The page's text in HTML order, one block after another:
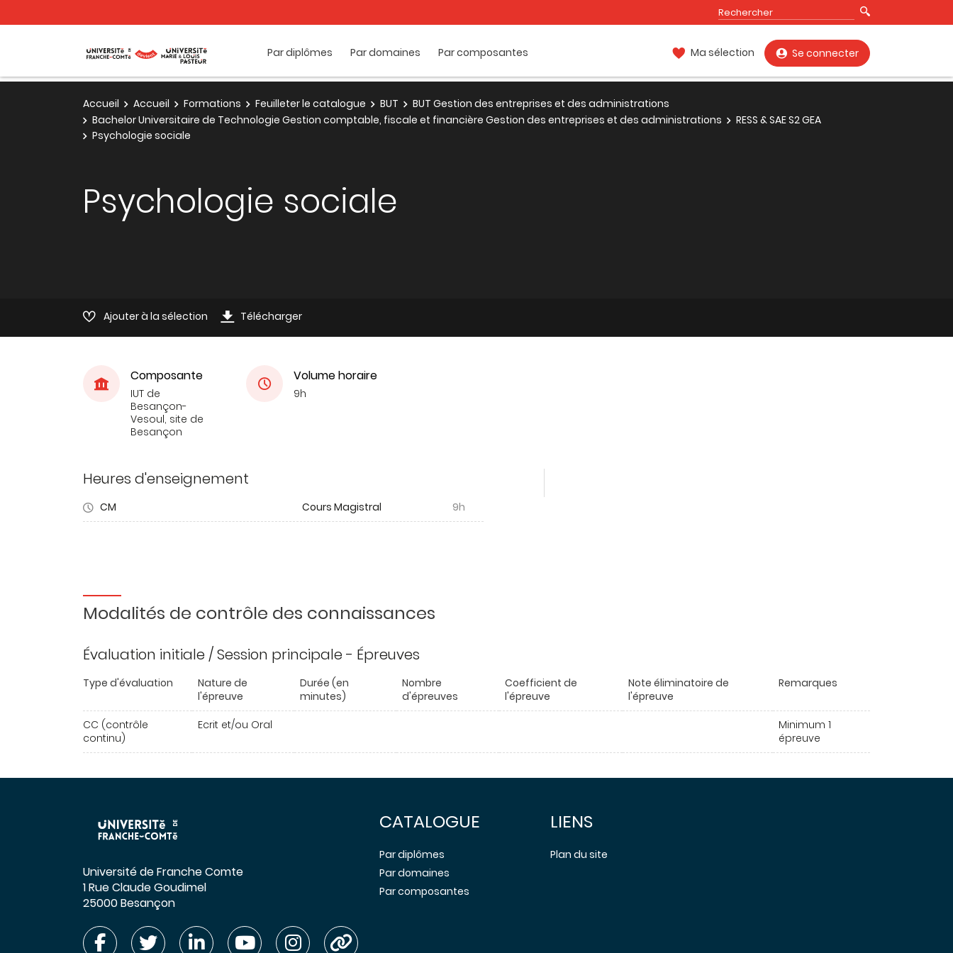
Par diplômes Par domaines Par composantes Ma sélection Se connecter
Accueil Accueil Formations Feuilleter le catalogue BUT
BUT Gestion des entreprises et des administrations
Bachelor Universitaire de Technologie Gestion comptable, fiscale et financière Gestion des entreprises et des administrations
RESS & SAE S2 GEA
Psychologie sociale
Psychologie sociale
Ajouter à la sélection Télécharger
Composante
IUT de
Besançon-
Vesoul, site de
Besançon
Volume horaire
9h
Heures d'enseignement
CM Cours Magistral 9h
Modalités de contrôle des connaissances
Évaluation initiale / Session principale - Épreuves
Type d'évaluation
Nature de
l'épreuve
Durée (en
minutes)
Nombre
d'épreuves
Coefficient de
l'épreuve
Note éliminatoire de
l'épreuve
Remarques
CC (contrôle
continu)
Ecrit et/ou Oral
Minimum 1
épreuve
Université de Franche Comte
1 Rue Claude Goudimel
25000 Besançon
CATALOGUE
Par diplômes
Par domaines
Par composantes
LIENS
Plan du site